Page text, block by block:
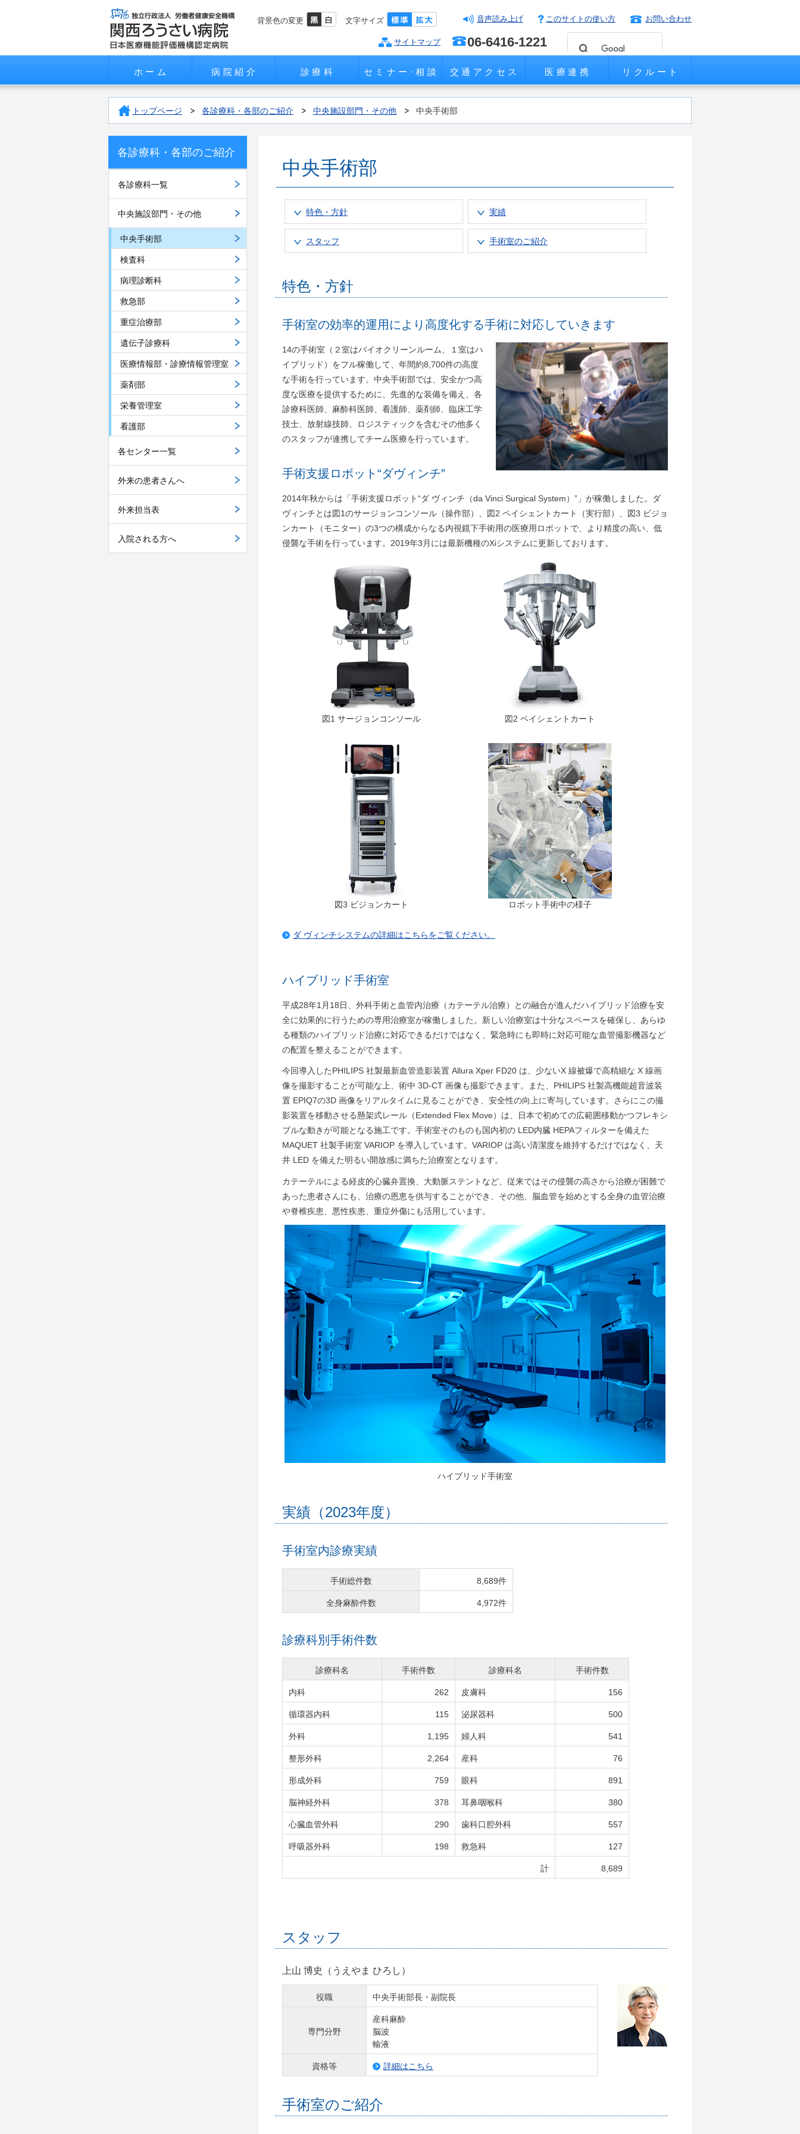
背景色の変更 文字サイズ 音声読み上げ このサイトの使い方 お問い合わせ
サイトマップ 06-6416-1221
ホーム 病院紹介 診療科 セミナー·相談 交通アクセス 医療連携 リクルート
トップページ 各診療科・各部のご紹介 中央施設部門・その他 中央手術部
中央手術部
特色・方針 実績
スタッフ 手術室のご紹介
特色・方針
手術室の効率的運用により高度化する手術に対応していきます
14の手術室（２室はバイオクリーンルーム、１室はハ
イブリッド）をフル稼働して、年間約8,700件の高度
な手術を行っています。中央手術部では、安全かつ高
度な医療を提供するために、先進的な装備を備え、各
診療科医師、麻酔科医師、看護師、薬剤師、臨床工学
技士、放射線技師、ロジスティックを含むその他多く
のスタッフが連携してチーム医療を行っています。
手術支援ロボット“ダヴィンチ”
2014年秋からは「手術支援ロボット“ダ ヴィンチ（da Vinci Surgical System）”」が稼働しました。ダ
ヴィンチとは図1のサージョンコンソール（操作部）、図2 ペイシェントカート（実行部）、図3 ビジョ
ンカート（モニター）の3つの構成からなる内視鏡下手術用の医療用ロボットで、より精度の高い、低
侵襲な手術を行っています。2019年3月には最新機種のXiシステムに更新しております。
図1 サージョンコンソール 図2 ペイシェントカート
図3 ビジョンカート ロボット手術中の様子
ダ ヴィンチシステムの詳細はこちらをご覧ください。
ハイブリッド手術室
平成28年1月18日、外科手術と血管内治療（カテーテル治療）との融合が進んだハイブリッド治療を安
全に効果的に行うための専用治療室が稼働しました。新しい治療室は十分なスペースを確保し、あらゆ
る種類のハイブリッド治療に対応できるだけではなく、緊急時にも即時に対応可能な血管撮影機器など
の配置を整えることができます。
今回導入したPHILIPS 社製最新血管造影装置 Allura Xper FD20 は、少ないX 線被爆で高精細な X 線画
像を撮影することが可能な上、術中 3D-CT 画像も撮影できます。また、PHILIPS 社製高機能超音波装
置 EPIQ7の3D 画像をリアルタイムに見ることができ、安全性の向上に寄与しています。さらにこの撮
影装置を移動させる懸架式レール（Extended Flex Move）は、日本で初めての広範囲移動かつフレキシ
ブルな動きが可能となる施工です。手術室そのものも国内初の LED内臓 HEPAフィルターを備えた
MAQUET 社製手術室 VARIOP を導入しています。VARIOP は高い清潔度を維持するだけではなく、天
井 LED を備えた明るい開放感に満ちた治療室となります。
カテーテルによる経皮的心臓弁置換、大動脈ステントなど、従来ではその侵襲の高さから治療が困難で
あった患者さんにも、治療の恩恵を供与することができ、その他、脳血管を始めとする全身の血管治療
や脊椎疾患、悪性疾患、重症外傷にも活用しています。
ハイブリッド手術室
実績（2023年度）
手術室内診療実績
手術総件数 8,689件
全身麻酔件数 4,972件
診療科別手術件数
診療科名 手術件数 診療科名 手術件数
内科 262 皮膚科 156
循環器内科 115 泌尿器科 500
外科 1,195 婦人科 541
整形外科 2,264 産科 76
形成外科 759 眼科 891
脳神経外科 378 耳鼻咽喉科 380
心臓血管外科 290 歯科口腔外科 557
呼吸器外科 198 救急科 127
計 8,689
スタッフ
上山 博史（うえやま ひろし）
役職 中央手術部長・副院長
専門分野
産科麻酔
脳波
輸液
資格等 詳細はこちら
手術室のご紹介
各診療科・各部のご紹介
各診療科一覧
中央施設部門・その他
中央手術部
検査科
病理診断科
救急部
重症治療部
遺伝子診療科
医療情報部・診療情報管理室
薬剤部
栄養管理室
看護部
各センター一覧
外来の患者さんへ
外来担当表
入院される方へ